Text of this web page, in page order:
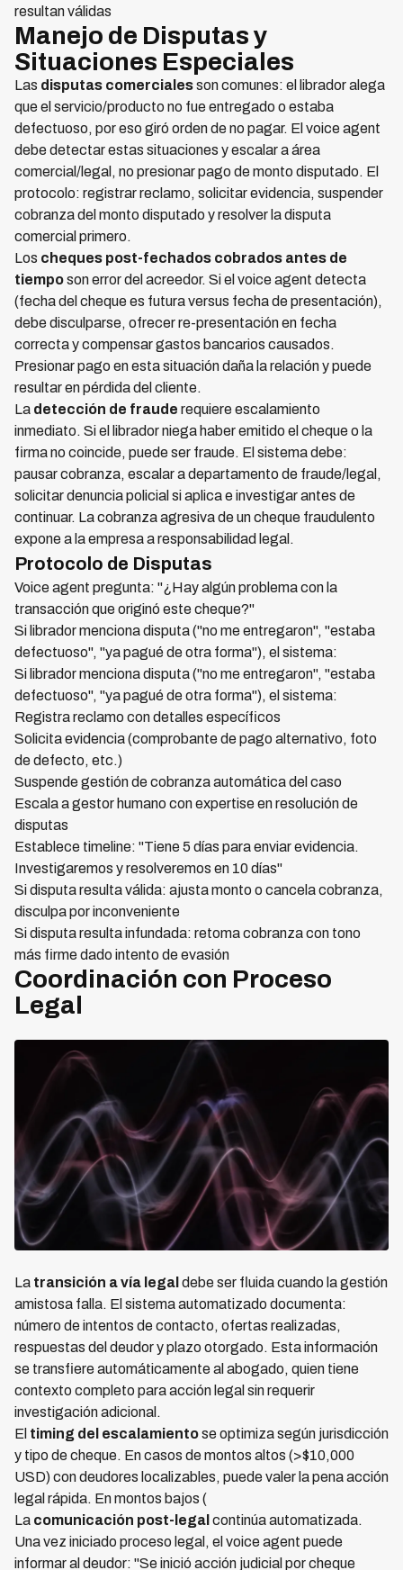
resultan válidas
Manejo de Disputas y
Situaciones Especiales
Las disputas comercialesson comunes: el librador alega
que el servicio/producto no fue entregado o estaba
defectuoso, por eso giró orden de no pagar. El voice agent
debe detectar estas situaciones y escalar a área
comercial/legal, no presionar pago de monto disputado. El
protocolo: registrar reclamo, solicitar evidencia, suspender
cobranza del monto disputado y resolver la disputa
comercial primero.
Los cheques post-fechados cobrados antes de
tiemposon error del acreedor. Si el voice agent detecta
(fecha del cheque es futura versus fecha de presentación),
debe disculparse, ofrecer re-presentación en fecha
correcta y compensar gastos bancarios causados.
Presionar pago en esta situación daña la relación y puede
resultar en pérdida del cliente.
La detección de fraude requiere escalamiento
inmediato. Si el librador niega haber emitido el cheque o la
firma no coincide, puede ser fraude. El sistema debe:
pausar cobranza, escalar a departamento de fraude/legal,
solicitar denuncia policial si aplica e investigar antes de
continuar. La cobranza agresiva de un cheque fraudulento
expone a la empresa a responsabilidad legal.
Protocolo de Disputas
Voice agent pregunta: "¿Hay algún problema con la
transacción que originó este cheque?"
Si librador menciona disputa ("no me entregaron", "estaba
defectuoso", "ya pagué de otra forma"), el sistema:
Si librador menciona disputa ("no me entregaron", "estaba
defectuoso", "ya pagué de otra forma"), el sistema:
Registra reclamo con detalles específicos
Solicita evidencia (comprobante de pago alternativo, foto
de defecto, etc.)
Suspende gestión de cobranza automática del caso
Escala a gestor humano con expertise en resolución de
disputas
Establece timeline: "Tiene 5 días para enviar evidencia.
Investigaremos y resolveremos en 10 días"
Si disputa resulta válida: ajusta monto o cancela cobranza,
disculpa por inconveniente
Si disputa resulta infundada: retoma cobranza con tono
más firme dado intento de evasión
Coordinación con Proceso
Legal
La transición a vía legal debe ser fluida cuando la gestión
amistosa falla. El sistema automatizado documenta:
número de intentos de contacto, ofertas realizadas,
respuestas del deudor y plazo otorgado. Esta información
se transfiere automáticamente al abogado, quien tiene
contexto completo para acción legal sin requerir
investigación adicional.
El timing del escalamientose optimiza según jurisdicción
y tipo de cheque. En casos de montos altos (>$10,000
USD) con deudores localizables, puede valer la pena acción
legal rápida. En montos bajos (
La comunicación post-legal continúa automatizada.
Una vez iniciado proceso legal, el voice agent puede
informar al deudor: "Se inició acción judicial por cheque